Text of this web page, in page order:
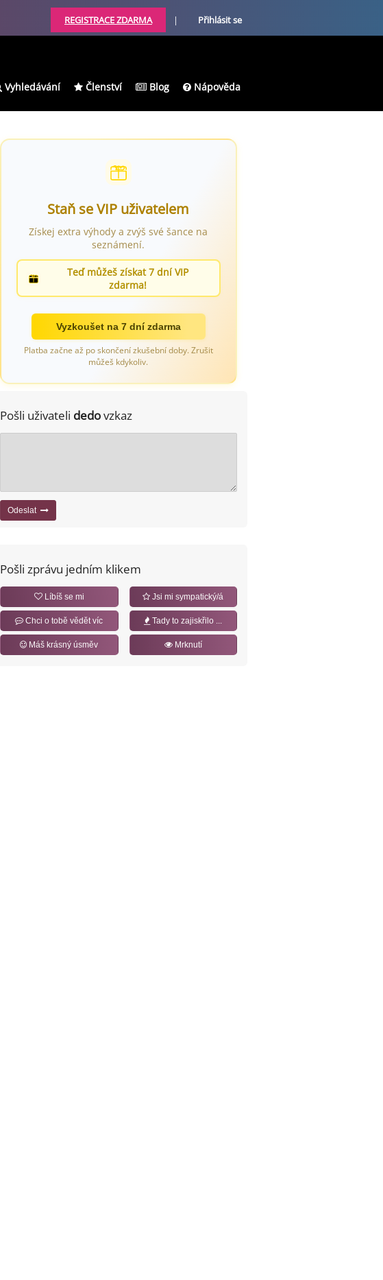
REGISTRACE ZDARMA | Přihlásit se
Vyhledávání Členství Blog Nápověda
Staň se VIP uživatelem
Získej extra výhody a zvýš své šance na
seznámení.
Teď můžeš získat 7 dní VIP
zdarma!
Vyzkoušet na 7 dní zdarma
Platba začne až po skončení zkušební doby. Zrušit
můžeš kdykoliv.
Pošli uživateli dedovzkaz
Odeslat
Pošli zprávu jedním klikem
Líbíš se mi Jsi mi sympatický/á
Chci o tobě vědět víc Tady to zajiskřilo ...
Máš krásný úsměv Mrknutí